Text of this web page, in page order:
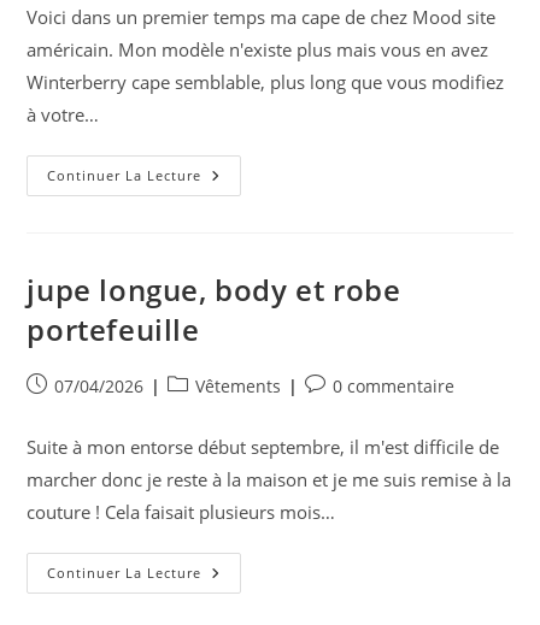
publication :
Voici dans un premier temps ma cape de chez Mood site
américain. Mon modèle n'existe plus mais vous en avez
Winterberry cape semblable, plus long que vous modifiez
à votre…
Continuer La Lecture Gilet
Tivoli,
Scammit
jupe longue, body et robe
portefeuille
Publication
07/04/2026
PostVêtements
Commentaires
la
publication :
0 commentaire
Suite à mon entorse début septembre, il m'est difficile de
marcher donc je reste à la maison et je me suis remise à la
couture ! Cela faisait plusieurs mois…
Continuer La Lecture Jupe
Longue,